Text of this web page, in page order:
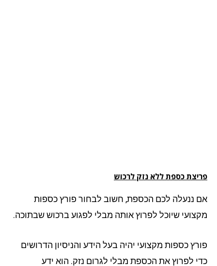
כספת ללא נזק לרכוש
ננעלה לכם הכספת, חשוב לבחור פורץ כספות
שיוכל לפרוץ אותה מבלי לפגוע ברכוש שבתוכה.
כספות מקצועי יהיה בעל הידע והניסיון הדרושים
לפרוץ את הכספת מבלי לגרום נזק. הוא ידע